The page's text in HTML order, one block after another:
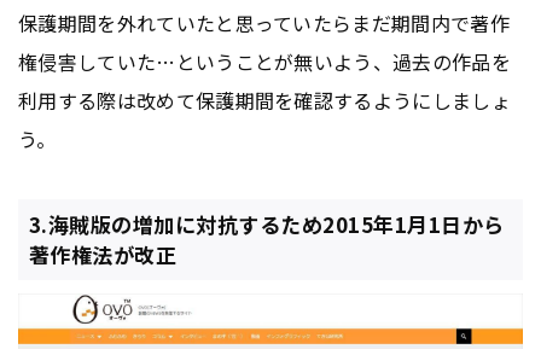
保護期間を外れていたと思っていたらまだ期間内で著作
権侵害していた…ということが無いよう、過去の作品を
利用する際は改めて保護期間を確認するようにしましょ
う。
3.海賊版の増加に対抗するため2015年1月1日から
著作権法が改正